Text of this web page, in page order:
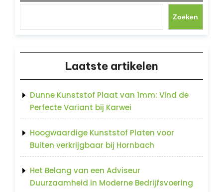
Zoeken
Laatste artikelen
Dunne Kunststof Plaat van 1mm: Vind de
Perfecte Variant bij Karwei
Hoogwaardige Kunststof Platen voor
Buiten verkrijgbaar bij Hornbach
Het Belang van een Adviseur
Duurzaamheid in Moderne Bedrijfsvoering